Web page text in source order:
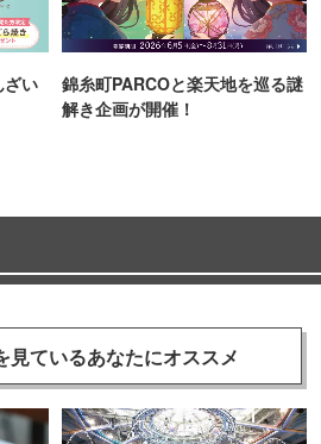
ざい
錦糸町PARCOと楽天地を巡る謎
解き企画が開催！
見ているあなたにオススメ